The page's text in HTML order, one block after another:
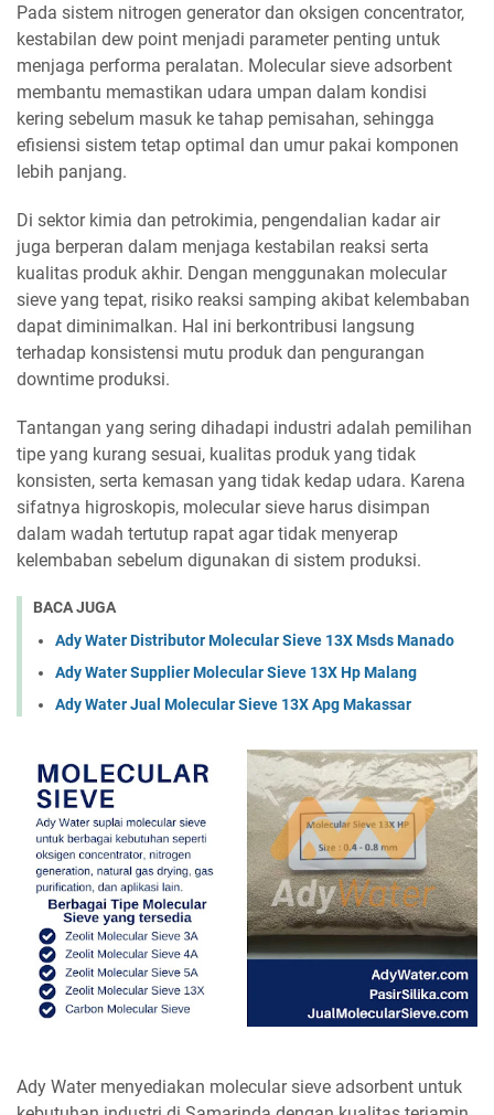
Pada sistem nitrogen generator dan oksigen concentrator,
kestabilan dew point menjadi parameter penting untuk
menjaga performa peralatan. Molecular sieve adsorbent
membantu memastikan udara umpan dalam kondisi
kering sebelum masuk ke tahap pemisahan, sehingga
efisiensi sistem tetap optimal dan umur pakai komponen
lebih panjang.
Di sektor kimia dan petrokimia, pengendalian kadar air
juga berperan dalam menjaga kestabilan reaksi serta
kualitas produk akhir. Dengan menggunakan molecular
sieve yang tepat, risiko reaksi samping akibat kelembaban
dapat diminimalkan. Hal ini berkontribusi langsung
terhadap konsistensi mutu produk dan pengurangan
downtime produksi.
Tantangan yang sering dihadapi industri adalah pemilihan
tipe yang kurang sesuai, kualitas produk yang tidak
konsisten, serta kemasan yang tidak kedap udara. Karena
sifatnya higroskopis, molecular sieve harus disimpan
dalam wadah tertutup rapat agar tidak menyerap
kelembaban sebelum digunakan di sistem produksi.
BACA JUGA
Ady Water Distributor Molecular Sieve 13X Msds Manado
Ady Water Supplier Molecular Sieve 13X Hp Malang
Ady Water Jual Molecular Sieve 13X Apg Makassar
Ady Water menyediakan molecular sieve adsorbent untuk